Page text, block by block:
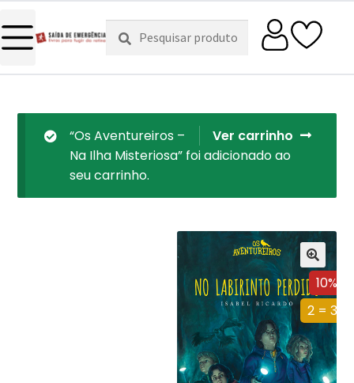
Pesquisar
por:
Pesquisa
Ver carrinho
“Os Aventureiros –
Na Ilha Misteriosa” foi adicionado ao
seu carrinho.
10%
2 = 3